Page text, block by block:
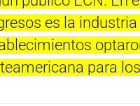
es la
para